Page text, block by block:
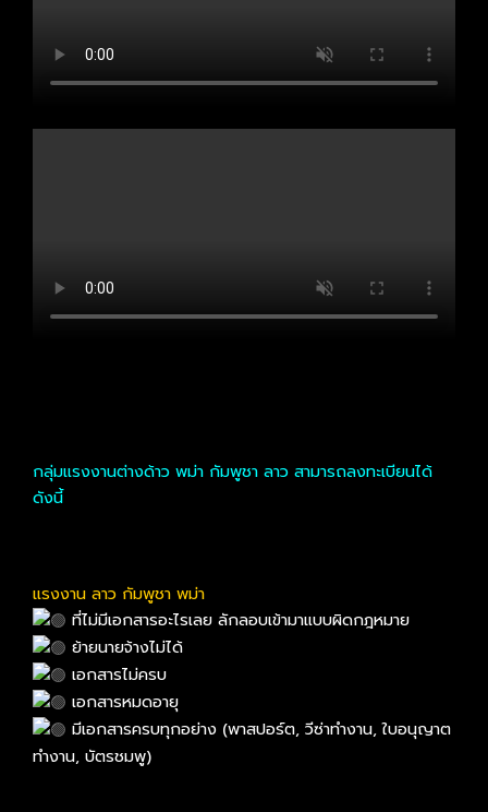
กลุ่มแรงงานต่างด้าว พม่า กัมพูชา ลาว สามารถลงทะเบียนได้
ดังนี้
แรงงาน ลาว กัมพูชา พม่า
ที่ไม่มีเอกสารอะไรเลย ลักลอบเข้ามาแบบผิดกฎหมาย
ย้ายนายจ้างไม่ได้
เอกสารไม่ครบ
เอกสารหมดอายุ
มีเอกสารครบทุกอย่าง (พาสปอร์ต, วีซ่าทำงาน, ใบอนุญาต
ทํางาน, บัตรชมพู)